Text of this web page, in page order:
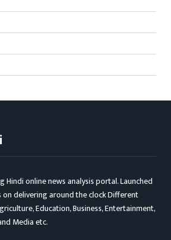
Hindi online news analysis portal. Launched
on delivering around the clock Different
Education, Business, Entertainment,
Media etc.